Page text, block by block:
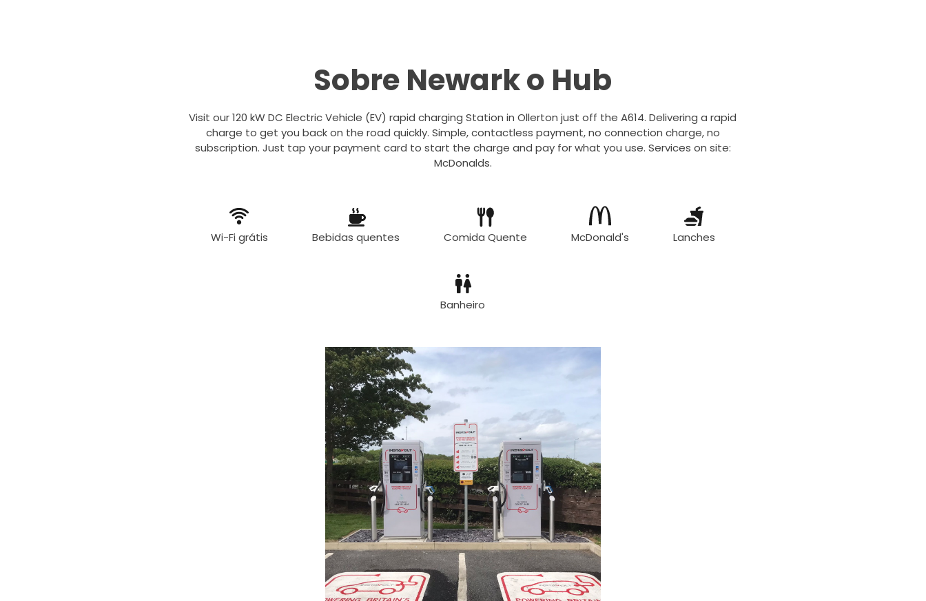
Sobre Newark o Hub
Visit our 120 kW DC Electric Vehicle (EV) rapid charging Station in Ollerton just off the A614. Delivering a rapid
charge to get you back on the road quickly. Simple, contactless payment, no connection charge, no
subscription. Just tap your payment card to start the charge and pay for what you use. Services on site:
McDonalds.
Wi-Fi grátis Bebidas quentes Comida Quente McDonald's Lanches
Banheiro